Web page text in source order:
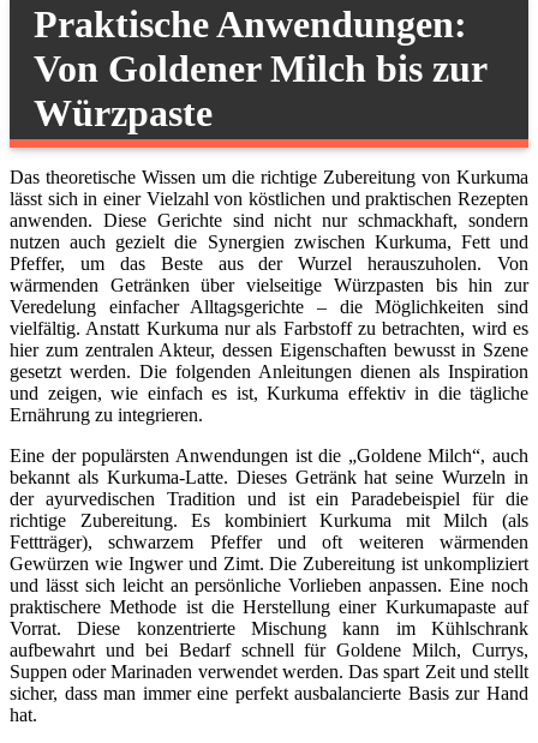
Praktische Anwendungen:
Von Goldener Milch bis zur
Würzpaste
Das theoretische Wissen um die richtige Zubereitung von Kurkuma
lässt sich in einer Vielzahl von köstlichen und praktischen Rezepten
anwenden. Diese Gerichte sind nicht nur schmackhaft, sondern
nutzen auch gezielt die Synergien zwischen Kurkuma, Fett und
Pfeffer, um das Beste aus der Wurzel herauszuholen. Von
wärmenden Getränken über vielseitige Würzpasten bis hin zur
Veredelung einfacher Alltagsgerichte – die Möglichkeiten sind
vielfältig. Anstatt Kurkuma nur als Farbstoff zu betrachten, wird es
hier zum zentralen Akteur, dessen Eigenschaften bewusst in Szene
gesetzt werden. Die folgenden Anleitungen dienen als Inspiration
und zeigen, wie einfach es ist, Kurkuma effektiv in die tägliche
Ernährung zu integrieren.
Eine der populärsten Anwendungen ist die „Goldene Milch“, auch
bekannt als Kurkuma-Latte. Dieses Getränk hat seine Wurzeln in
der ayurvedischen Tradition und ist ein Paradebeispiel für die
richtige Zubereitung. Es kombiniert Kurkuma mit Milch (als
Fettträger), schwarzem Pfeffer und oft weiteren wärmenden
Gewürzen wie Ingwer und Zimt. Die Zubereitung ist unkompliziert
und lässt sich leicht an persönliche Vorlieben anpassen. Eine noch
praktischere Methode ist die Herstellung einer Kurkumapaste auf
Vorrat. Diese konzentrierte Mischung kann im Kühlschrank
aufbewahrt und bei Bedarf schnell für Goldene Milch, Currys,
Suppen oder Marinaden verwendet werden. Das spart Zeit und stellt
sicher, dass man immer eine perfekt ausbalancierte Basis zur Hand
hat.